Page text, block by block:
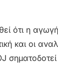
ότι η
και οι